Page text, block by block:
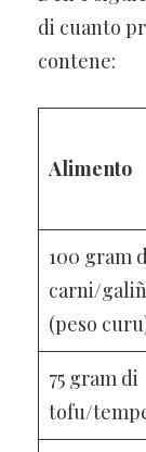
di cuanto
contene:
Alimento
100 gram
carni/
(peso
75 gram di
tofu/